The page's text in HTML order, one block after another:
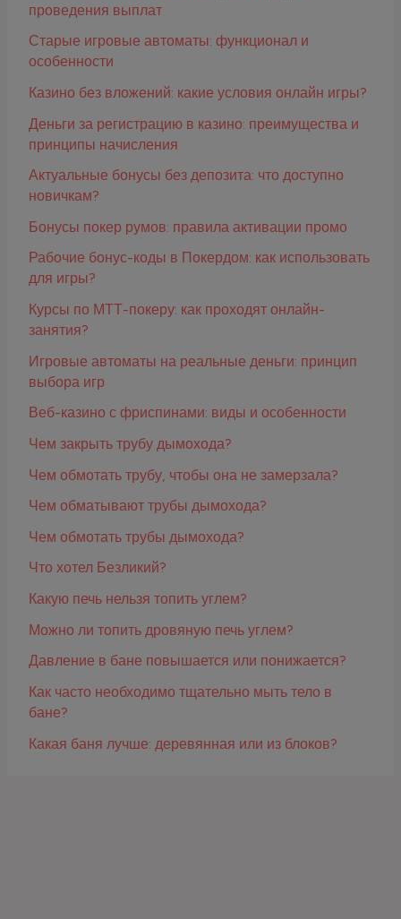
проведения выплат
Старые игровые автоматы: функционал и
особенности
Казино без вложений: какие условия онлайн игры?
Деньги за регистрацию в казино: преимущества и
принципы начисления
Актуальные бонусы без депозита: что доступно
новичкам?
Бонусы покер румов: правила активации промо
Рабочие бонус-коды в Покердом: как использовать
для игры?
Курсы по МТТ-покеру: как проходят онлайн-
занятия?
Игровые автоматы на реальные деньги: принцип
выбора игр
Веб-казино с фриспинами: виды и особенности
Чем закрыть трубу дымохода?
Чем обмотать трубу, чтобы она не замерзала?
Чем обматывают трубы дымохода?
Чем обмотать трубы дымохода?
Что хотел Безликий?
Какую печь нельзя топить углем?
Можно ли топить дровяную печь углем?
Давление в бане повышается или понижается?
Как часто необходимо тщательно мыть тело в
бане?
Какая баня лучше: деревянная или из блоков?